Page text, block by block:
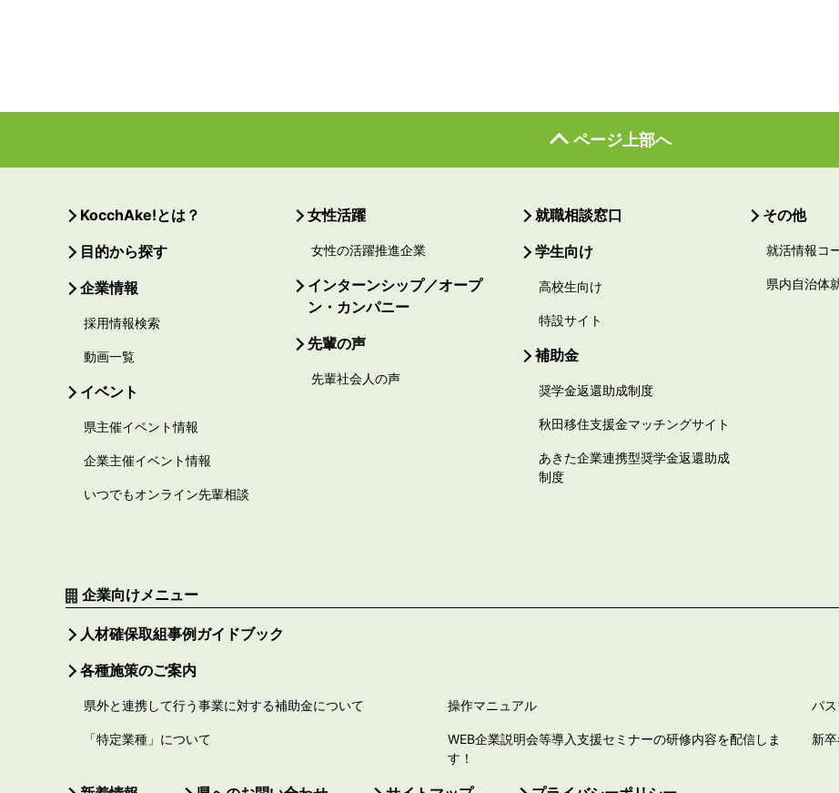
ページ上部へ
KocchAke!とは？
目的から探す
企業情報
採用情報検索
動画一覧
イベント
県主催イベント情報
企業主催イベント情報
いつでもオンライン先輩相談
女性活躍
女性の活躍推進企業
インターンシップ／オープ
ン・カンパニー
先輩の声
先輩社会人の声
就職相談窓口
学生向け
高校生向け
特設サイト
補助金
奨学金返還助成制度
秋田移住支援金マッチングサイト
あきた企業連携型奨学金返還助成
制度
その他
就活情報コ
県内自治体
企業向けメニュー
人材確保取組事例ガイドブック
各種施策のご案内
県外と連携して行う事業に対する補助金について 操作マニュアル パ
「特定業種」について
WEB企業説明会等導入支援セミナーの研修内容を配信しま
す！
新